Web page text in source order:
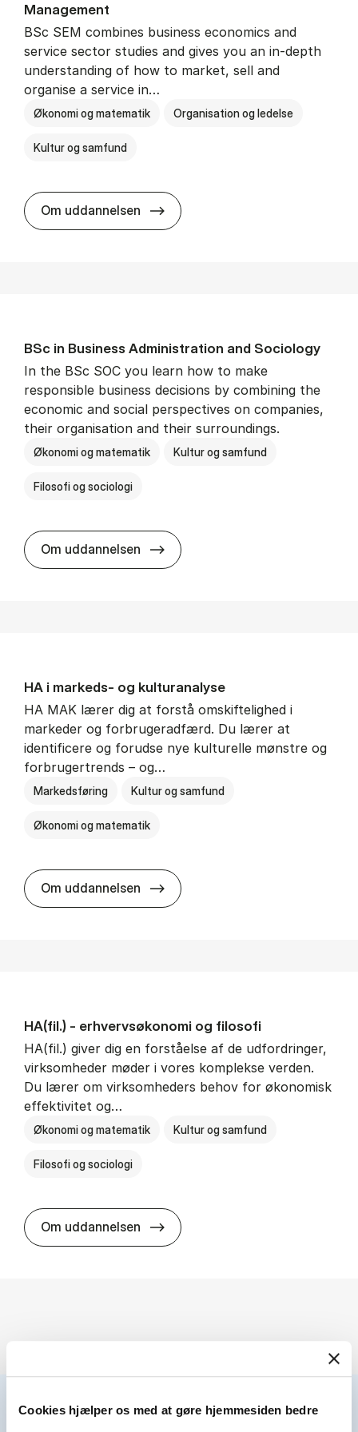
Cookies hjælper os med at gøre hjemmesiden bedre
Man­age­ment
BSc SEM combines business economics and
service sector studies and gives you an in-depth
understanding of how to market, sell and
organise a service in…
Økonomi og matematik Organisation og ledelse
Kultur og samfund
Om uddannelsen BSc in Busi­ness Ad­min­is­tra­tion
BSc in Busi­ness Ad­min­is­tra­tion and So­ci­ology
In the BSc SOC you learn how to make
responsible business decisions by combining the
economic and social perspectives on companies,
their organisation and their surroundings.
Økonomi og matematik Kultur og samfund
Filosofi og sociologi
Om uddannelsen BSc in Busi­ness Ad­min­is­tra­tion
HA i mar­keds- og kul­tu­r­a­na­ly­se
HA MAK lærer dig at forstå omskiftelighed i
markeder og forbrugeradfærd. Du lærer at
identificere og forudse nye kulturelle mønstre og
forbrugertrends – og…
Markedsføring Kultur og samfund
Økonomi og matematik
Om uddannelsen HA i mar­keds- og kul­tu­r­a­na­ly­se
HA(fil.) - erhvervs­økonomi og fi­lo­so­fi
HA(fil.) giver dig en forståelse af de udfordringer,
virksomheder møder i vores komplekse verden.
Du lærer om virksomheders behov for økonomisk
effektivitet og…
Økonomi og matematik Kultur og samfund
Filosofi og sociologi
Om uddannelsen HA(fil.) - erhvervs­økonomi og